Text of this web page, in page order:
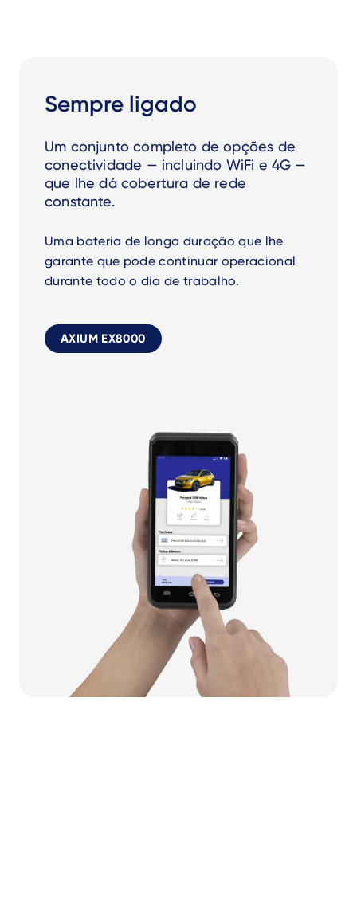
Sempre ligado
Um conjunto completo de opções de
conectividade — incluindo WiFi e 4G —
que lhe dá cobertura de rede
constante.
Uma bateria de longa duração que lhe
garante que pode continuar operacional
durante todo o dia de trabalho.
AXIUM EX8000